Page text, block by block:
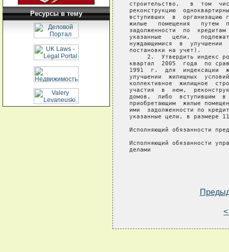
Ресурсы в тему
строительство,   в  том
реконструкцию
вступивших  в  организацию
жилые   помещения   путем
задолженности  по
указанные   цели,
нуждающимися  в
постановки на учет).
2.  Утвердить индекс
квартал  2005  года  по
1991  г.  для  индексации
улучшении  жилищных
коллективное  жилищное
участия  в  нем,
домов,  либо  вступившим  в
приобретающим  жилые
ими  задолженности по
указанные цели, в размере
Исполняющий
Исполняющий
делами